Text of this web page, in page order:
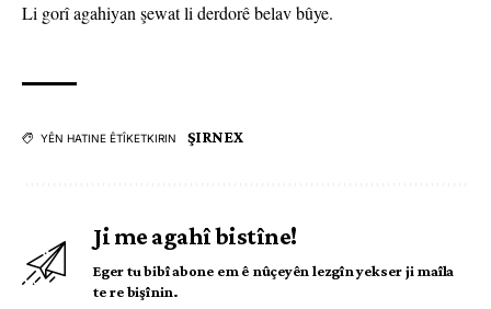
Li gorî agahiyan şewat li derdorê belav bûye.
YÊN HATINE ÊTÎKETKIRIN ŞIRNEX
Ji me agahî bistîne!
Eger tu bibî abone em ê nûçeyên lezgîn yekser ji maîla
te re bişînin.